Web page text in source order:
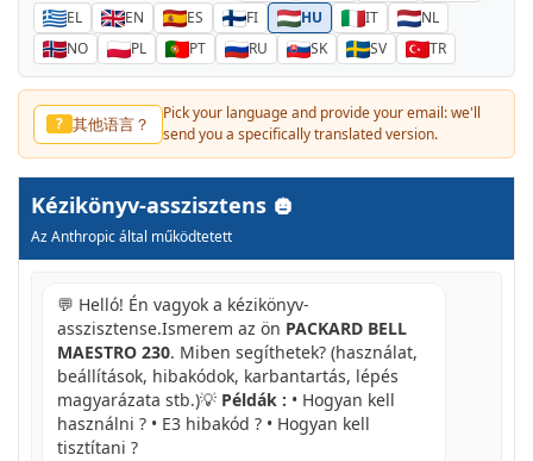
EL
EN ES FI HU IT
NL
NO
PL PT RU SK SV TR
? 其他语言？
Pick your language and provide your email: we'll
send you a specifically translated version.
Kézikönyv-asszisztens
Az Anthropic által működtetett
💬 Helló! Én vagyok a kézikönyv-
asszisztense.Ismerem az ön PACKARD BELL
MAESTRO 230. Miben segíthetek? (használat,
beállítások, hibakódok, karbantartás, lépés
magyarázata stb.)💡 Példák : • Hogyan kell
használni ? • E3 hibakód ? • Hogyan kell
tisztítani ?